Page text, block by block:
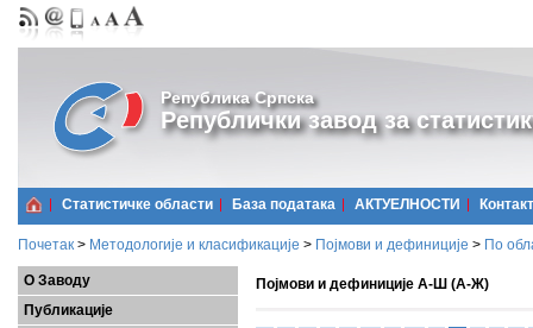
Република Српска
Републички завод за
Статистичке области Базa података АКТУЕЛНОСТИ Контакт
Почетак > Методологије и класификације > Појмови и дефиниције > По
О Заводу
Публикације
Појмови и дефиниције А-Ш (А-Ж)